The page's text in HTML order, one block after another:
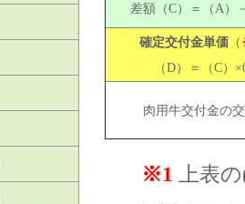
差額（C）＝（A）
確定交付金単価 （
（D）＝（C）
肉用牛交付金の
※1 上表